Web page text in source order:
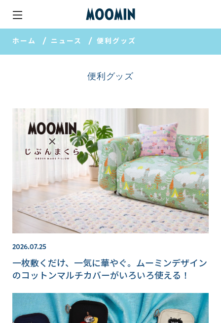
ホーム ニュース 便利グッズ
便利グッズ
2026.07.25
一枚敷くだけ、一気に華やぐ。ムーミンデザイン
のコットンマルチカバーがいろいろ使える！